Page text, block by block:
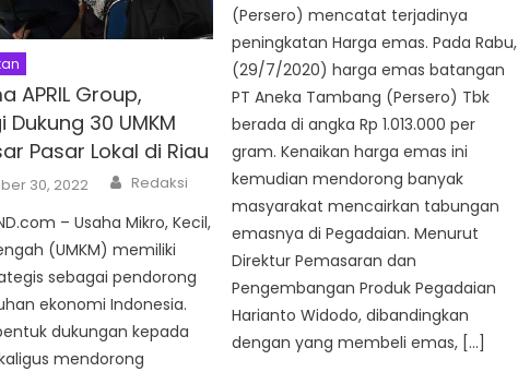
APRIL Group,
Dukung 30 UMKM
Pasar Lokal di Riau
30, 2022 Author
Redaksi
– Usaha Mikro, Kecil,
(UMKM) memiliki
sebagai pendorong
ekonomi Indonesia.
dukungan kepada
mendorong
(Persero) mencatat terjadinya
peningkatan Harga emas. Pada Rabu,
(29/7/2020) harga emas batangan
PT Aneka Tambang (Persero) Tbk
berada di angka Rp 1.013.000 per
gram. Kenaikan harga emas ini
kemudian mendorong banyak
masyarakat mencairkan tabungan
emasnya di Pegadaian. Menurut
Direktur Pemasaran dan
Pengembangan Produk Pegadaian
Harianto Widodo, dibandingkan
dengan yang membeli emas, […]